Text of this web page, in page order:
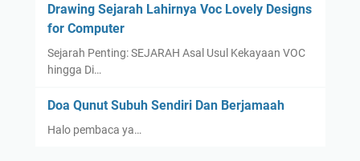
Drawing Sejarah Lahirnya Voc Lovely Designs
for Computer
Sejarah Penting: SEJARAH Asal Usul Kekayaan VOC
hingga Di…
Doa Qunut Subuh Sendiri Dan Berjamaah
Halo pembaca ya…